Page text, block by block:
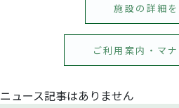
施設の詳細を
ご利用案内・マ
ニュース記事はありません